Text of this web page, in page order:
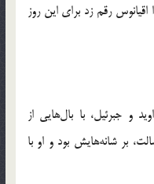
رقم زد برای این روز
و جبرئیل، با بال‌هایی از
بر شانه‌هایش بود و او با